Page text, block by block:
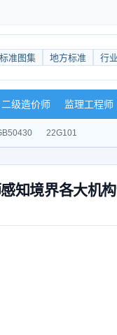
标准图集 地方标准 行
二级造价师 监理工程师
22G101
知境界各大机